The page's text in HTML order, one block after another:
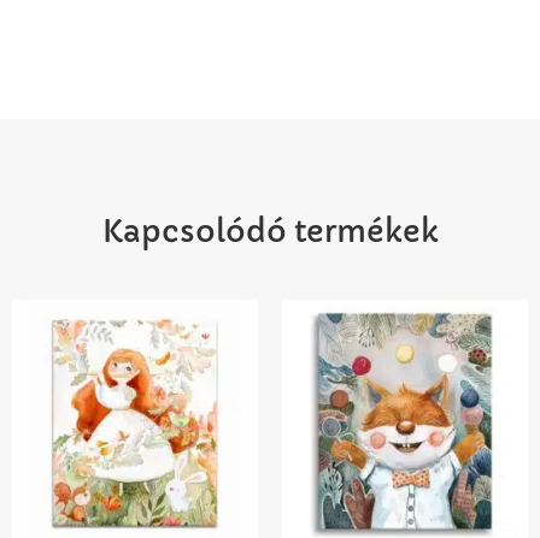
Kapcsolódó termékek